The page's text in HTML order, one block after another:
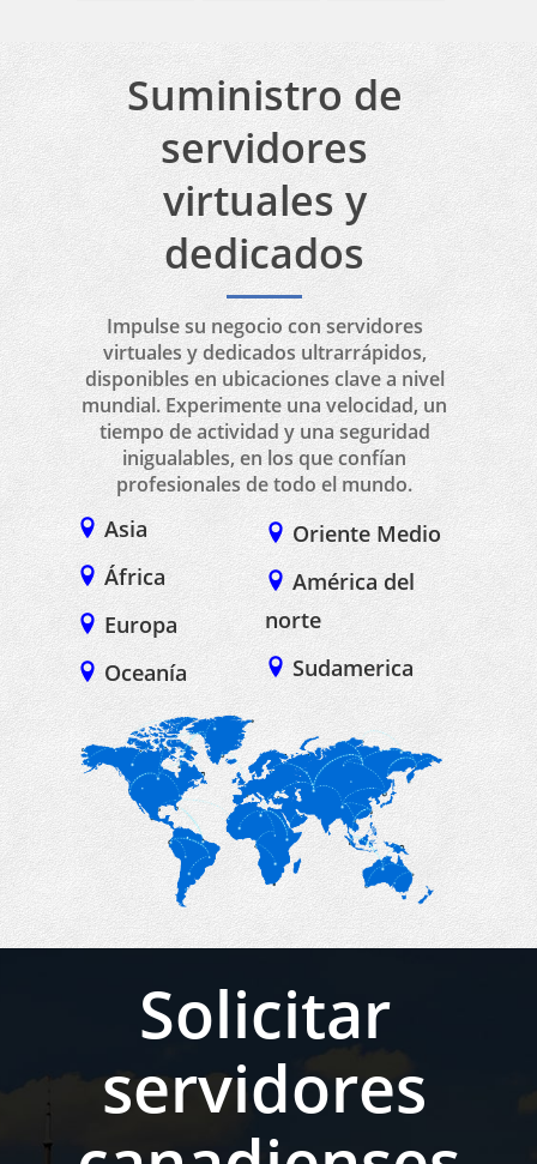
Suministro de
servidores
virtuales y
dedicados
Impulse su negocio con servidores
virtuales y dedicados ultrarrápidos,
disponibles en ubicaciones clave a nivel
mundial. Experimente una velocidad, un
tiempo de actividad y una seguridad
inigualables, en los que confían
profesionales de todo el mundo.
Asia
África
Europa
Oceanía
Oriente Medio
América del
norte
Sudamerica
Solicitar
servidores